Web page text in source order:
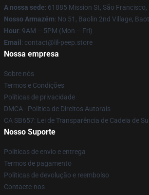
A nossa sede: 61885 Mission St, São Francisco,
Nosso Armazém: No 51, Baolin 2nd Village,
Hour: 9AM – 5PM (Mon – Fri)
Email : contact@lil-peep.store
Nossa empresa
Sobre nós
Termos e Condições
Políticas de privacidade
DMCA - Política de Direitos Autorais
CA SB657: Lei de Transparência de Cadeia de
Nosso Suporte
Políticas de envio e entrega
Termos de pagamento
Políticas de devolução e reembolso
Contacte-nos